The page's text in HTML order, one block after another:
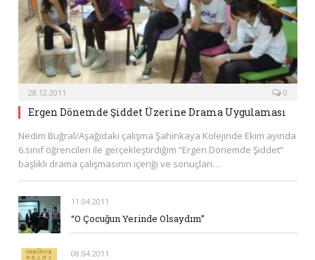
28.12.2011 0
Ergen Dönemde Şiddet Üzerine Drama Uygulaması
Nedim Buğral/Aşağıdaki çalışma Şahinkaya Kolejinde Ekim ayında
6.sınıf öğrencileri ile gerçekleştirdiğim “Ergen Dönemde Şiddet”
başlıklı drama çalışmasının içeriği ve sonuçları…
11.04.2011
“O Çocuğun Yerinde Olsaydım”
08.04.2011